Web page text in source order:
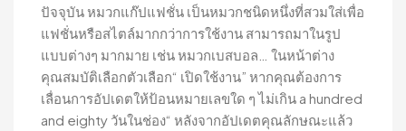
ปัจจุบัน หมวกแก๊ปแฟชั่น เป็นหมวกชนิดหนึ่งที่สวมใส่เพื่อ
แฟชั่นหรือสไตล์มากกว่าการใช้งาน สามารถมาในรูป
แบบต่างๆ มากมาย เช่น หมวกเบสบอล… ในหน้าต่าง
คุณสมบัติเลือกตัวเลือก“ เปิดใช้งาน” หากคุณต้องการ
เลื่อนการอัปเดตให้ป้อนหมายเลขใด ๆ ไม่เกิน a hundred
and eighty วันในช่อง“ หลังจากอัปเดตคุณลักษณะแล้ว